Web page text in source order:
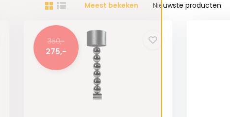
Meest bekeken Nieuwste producten
350,-
275,-